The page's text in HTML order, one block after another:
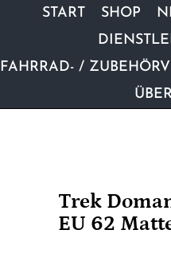
START SHOP
FAHRRAD- /
Trek
EU 62